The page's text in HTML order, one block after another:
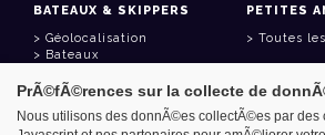
BATEAUX & SKIPPERS
Géolocalisation
Bateaux
PETITES
Toutes
LIENS UTILES
PrÃ©fÃ©rences sur la collecte de
Nous utilisons des donnÃ©es collectÃ©es par des